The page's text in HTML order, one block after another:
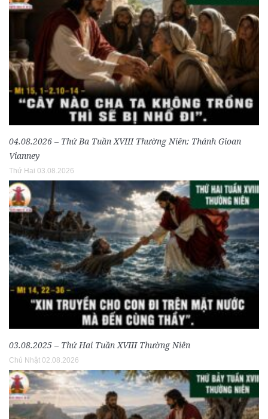
04.08.2026 – Thứ Ba Tuần XVIII Thường Niên: Thánh Gioan
Vianney
Thứ Hai 03.08.2026
03.08.2025 – Thứ Hai Tuần XVIII Thường Niên
Chủ Nhật 02.08.2026